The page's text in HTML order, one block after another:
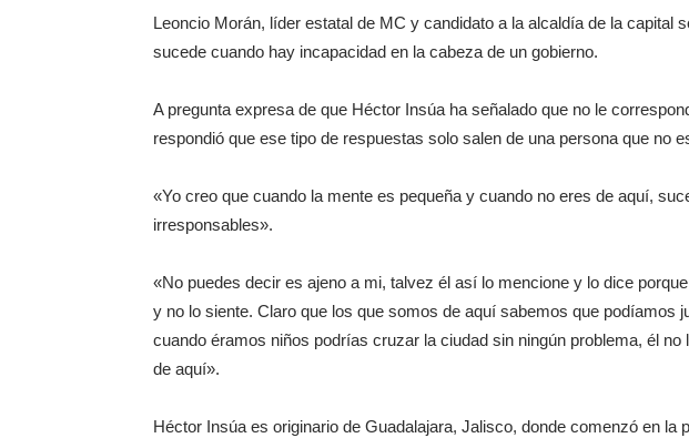
Leoncio Morán, líder estatal de MC y candidato a la alcaldía de la capital
sucede cuando hay incapacidad en la cabeza de un gobierno.
A pregunta expresa de que Héctor Insúa ha señalado que no le
respondió que ese tipo de respuestas solo salen de una persona que no
«Yo creo que cuando la mente es pequeña y cuando no eres de aquí,
irresponsables».
«No puedes decir es ajeno a mi, talvez él así lo mencione y lo dice
y no lo siente. Claro que los que somos de aquí sabemos que podíamos
cuando éramos niños podrías cruzar la ciudad sin ningún problema, él no
de aquí».
Héctor Insúa es originario de Guadalajara, Jalisco, donde comenzó en la